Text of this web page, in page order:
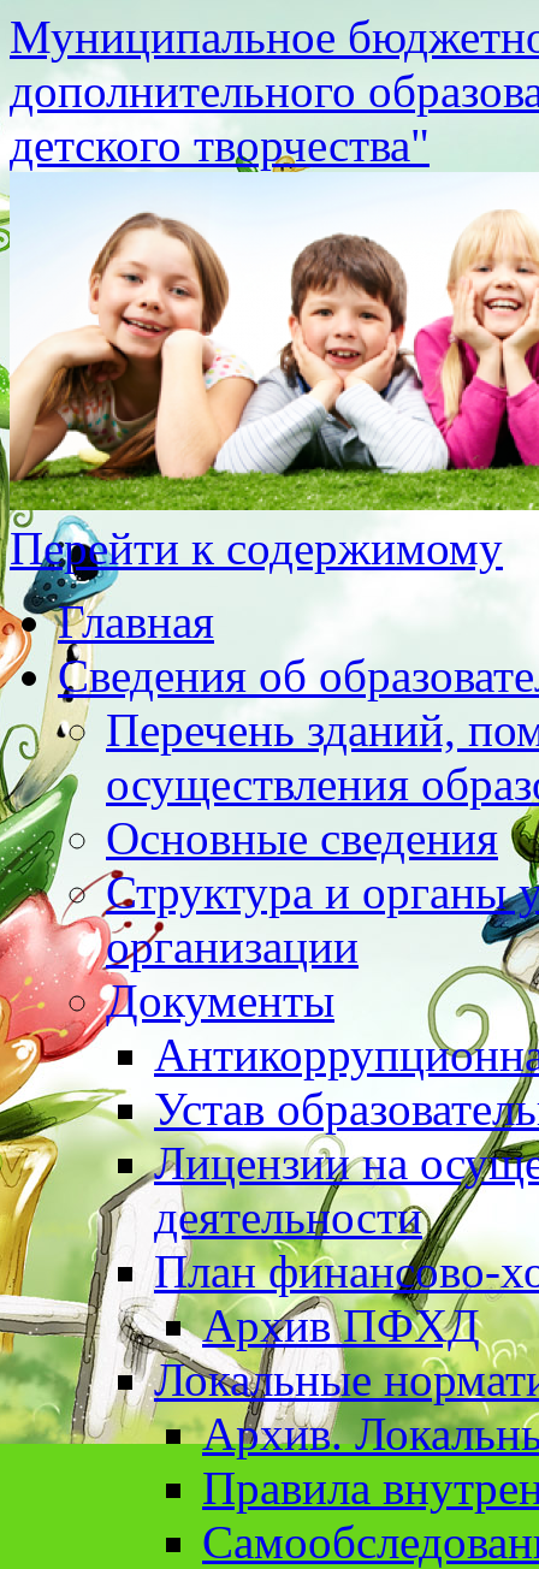
Муниципальное
дополнительного
детского творчества"
Перейти к содержимому
Главная
Сведения об
Перечень зданий,
осуществления
Основные сведения
Структура и органы
организации
Документы
Устав
Лицензии на
деятельности
План финансово-
Архив ПФХД
Локальные
Архив.
Правила